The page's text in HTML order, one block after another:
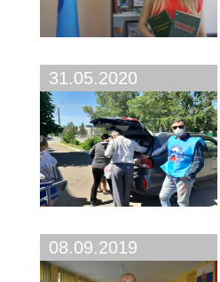
31.05.2020
08.09.2019